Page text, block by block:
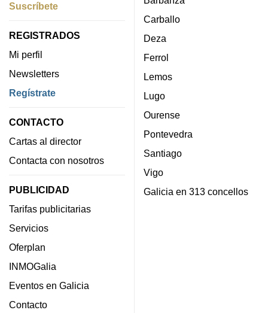
Suscríbete
REGISTRADOS
Mi perfil
Newsletters
Regístrate
CONTACTO
Cartas al director
Contacta con nosotros
PUBLICIDAD
Tarifas publicitarias
Servicios
Oferplan
INMOGalia
Eventos en Galicia
Contacto
Carballo
Deza
Ferrol
Lemos
Lugo
Ourense
Pontevedra
Santiago
Vigo
Galicia en 313 concellos